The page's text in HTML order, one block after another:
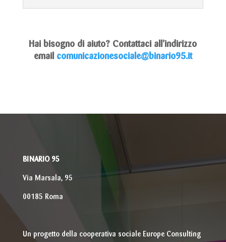
Hai bisogno di aiuto? Contattaci all’indirizzo
email comunicazionesociale@binario95.it
BINARIO 95
Via Marsala, 95
00185 Roma
Un progetto della cooperativa sociale Europe Consulting